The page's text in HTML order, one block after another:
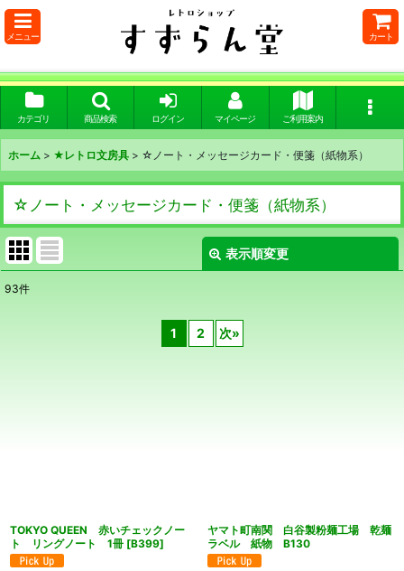
メニュー カート
カテゴリ 商品検索 ログイン マイページ ご利用案内
ホーム > ★レトロ文房具 > ☆ノート・メッセージカード・便箋（紙物系）
☆ノート・メッセージカード・便箋（紙物系）
表示順変更
93件
1 2 次»
TOKYO QUEEN 赤いチェックノー
ト リングノート 1冊 [B399]
ヤマト町南関 白谷製粉麺工場 乾麺
ラベル 紙物 B130